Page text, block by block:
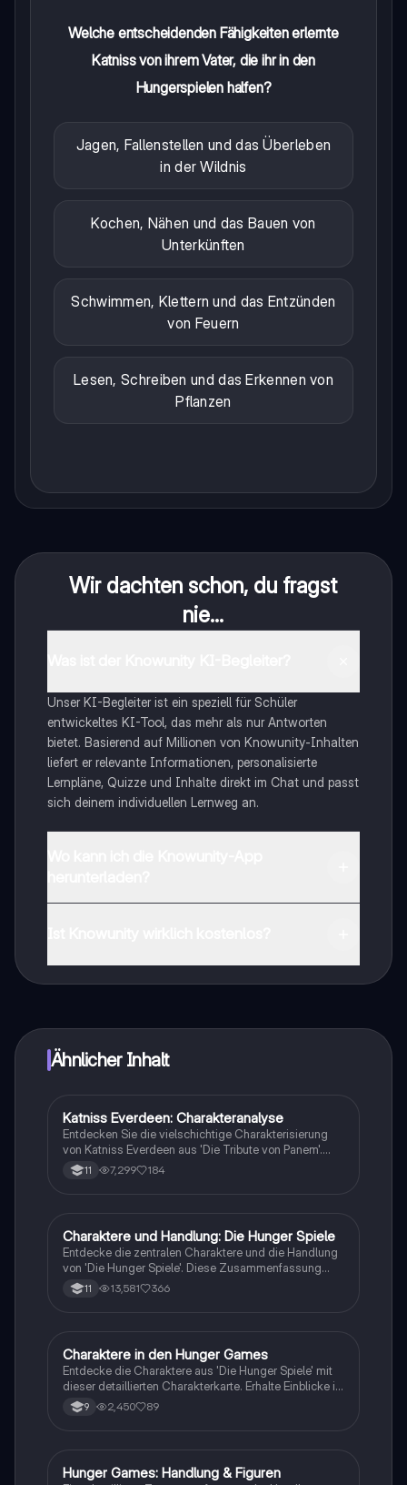
Welche entscheidenden Fähigkeiten erlernte
Katniss von ihrem Vater, die ihr in den
Hungerspielen halfen?
Jagen, Fallenstellen und das Überleben
in der Wildnis
Kochen, Nähen und das Bauen von
Unterkünften
Schwimmen, Klettern und das Entzünden
von Feuern
Lesen, Schreiben und das Erkennen von
Pflanzen
Wir dachten schon, du fragst
nie...
Unser KI-Begleiter ist ein speziell für Schüler
entwickeltes KI-Tool, das mehr als nur Antworten
bietet. Basierend auf Millionen von Knowunity-Inhalten
liefert er relevante Informationen, personalisierte
Lernpläne, Quizze und Inhalte direkt im Chat und passt
sich deinem individuellen Lernweg an.
Ähnlicher Inhalt
Englisch
Katniss Everdeen: Charakteranalyse
Entdecken Sie die vielschichtige Charakterisierung
von Katniss Everdeen aus 'Die Tribute von Panem'.
Diese Analyse beleuchtet ihre Empathie,
Selbstaufopferung, Rebellion und die
tieferes Verständnis für die Protagonistin entwickeln
möchten.
11 7,299 184
Englisch
Charaktere und Handlung: Die Hunger Spiele
Entdecke die zentralen Charaktere und die Handlung
von 'Die Hunger Spiele'. Diese Zusammenfassung
bietet einen Überblick über Katniss Everdeen, Peeta
Mellark und die dystopische Welt von Panem. Ideal für
für Schüler, die sich auf Prüfungen vorbereiten.
11 13,581 366
Englisch
Charaktere in den Hunger Games
Entdecke die Charaktere aus 'Die Hunger Spiele' mit
dieser detaillierten Charakterkarte. Erhalte Einblicke in
die Beziehungen zwischen Katniss, Peeta, Rue und
anderen wichtigen Figuren. Ideal für das Verständnis
9 2,450 89
Englisch
Hunger Games: Handlung & Figuren